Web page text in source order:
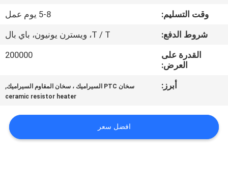
اتصل
اقتباس
وقت التسليم:
5-8 يوم عمل
شروط الدفع:
T / T، ويسترن يونيون، باي بال
القدرة على
العرض:
200000
أبرز: سخان PTC السيراميك ، سخان المقاوم السيراميك ,
ceramic resistor heater
افضل سعر